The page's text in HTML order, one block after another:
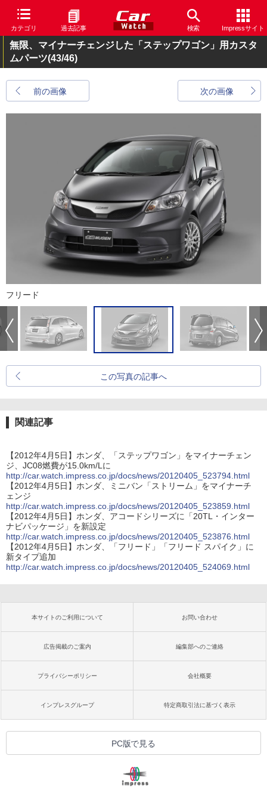
カテゴリ 過去記事 検索 Impressサイト
無限、マイナーチェンジした「ステップワゴン」用カスタ
ムパーツ(43/46)
前の画像 次の画像
フリード
この写真の記事へ
関連記事
【2012年4月5日】ホンダ、「ステップワゴン」をマイナーチェン
ジ、JC08燃費が15.0km/Lに
http://car.watch.impress.co.jp/docs/news/20120405_523794.html
【2012年4月5日】ホンダ、ミニバン「ストリーム」をマイナーチ
ェンジ
http://car.watch.impress.co.jp/docs/news/20120405_523859.html
【2012年4月5日】ホンダ、アコードシリーズに「20TL・インター
ナビパッケージ」を新設定
http://car.watch.impress.co.jp/docs/news/20120405_523876.html
【2012年4月5日】ホンダ、「フリード」「フリード スパイク」に
新タイプ追加
http://car.watch.impress.co.jp/docs/news/20120405_524069.html
本サイトのご利用について お問い合わせ
広告掲載のご案内 編集部へのご連絡
プライバシーポリシー 会社概要
インプレスグループ 特定商取引法に基づく表示
PC版で見る